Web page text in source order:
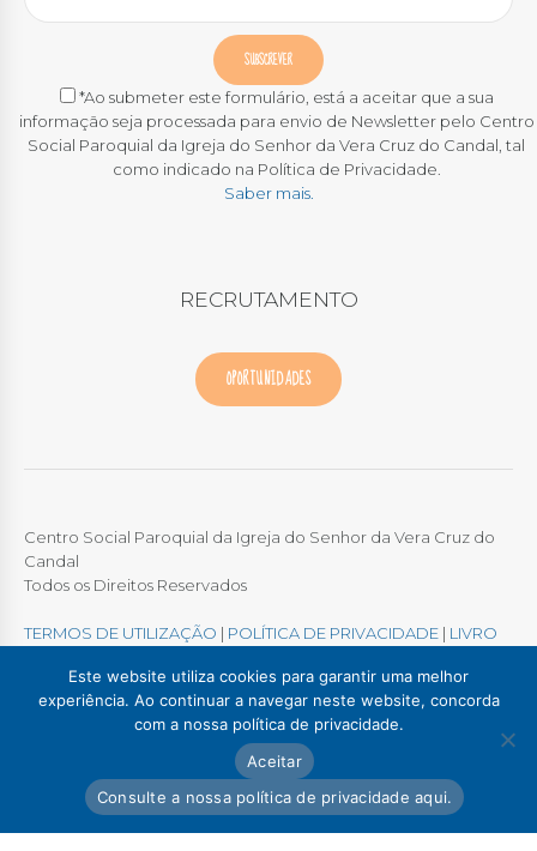
*Ao submeter este formulário, está a aceitar que a sua
informação seja processada para envio de Newsletter pelo Centro
Social Paroquial da Igreja do Senhor da Vera Cruz do Candal, tal
como indicado na Política de Privacidade.
Saber mais.
RECRUTAMENTO
OPORTUNIDADES
Centro Social Paroquial da Igreja do Senhor da Vera Cruz do
Candal
Todos os Direitos Reservados
TERMOS DE UTILIZAÇÃO | POLÍTICA DE PRIVACIDADE | LIVRO
Colégio / Creche Candal
Creche Madalena
Creche Afurada
Lar Padre Alves Correia
Este website utiliza cookies para garantir uma melhor
experiência. Ao continuar a navegar neste website, concorda
com a nossa política de privacidade.
Aceitar
Consulte a nossa política de privacidade aqui.